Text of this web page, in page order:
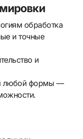
обработка
и точные
и
любой формы —